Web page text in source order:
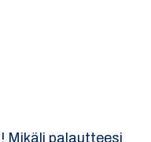
Mikäli palautteesi